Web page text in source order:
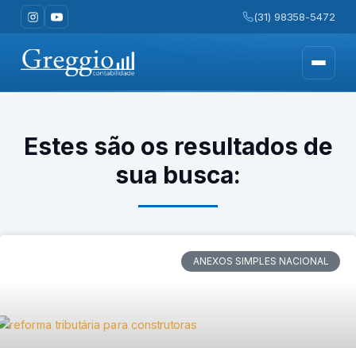
(31) 98358-5472
Estes são os resultados de
sua busca:
ANEXOS SIMPLES NACIONAL